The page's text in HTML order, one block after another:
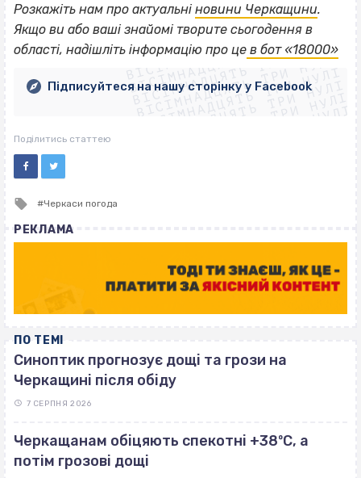
Розкажіть нам про актуальні новини Черкащини.
Якщо ви або ваші знайомі творите сьогодення в
області, надішліть інформацію про це в бот «18000»
ВІСІМНАДЦЯТЬ ТРИ НУЛІ
ВІСІМНАДЦЯТЬ ТРИ НУЛІ
ВІСІМНАДЦЯТЬ ТРИ НУЛІ
ВІСІМНАДЦЯТЬ ТРИ НУЛІ
ВІСІМНАДЦЯТЬ ТРИ НУЛІ
ВІСІМНАДЦЯТЬ ТРИ НУЛІ
ВІСІМНАДЦЯТЬ ТРИ НУЛІ
ВІСІМНАДЦЯТЬ ТРИ НУЛІ
Підписуйтеся на нашу сторінку у Facebook
Поділитись статтею
Tagged
Черкаси погода
РЕКЛАМА
ПО ТЕМІ
Синоптик прогнозує дощі та грози на
Черкащині після обіду
7 СЕРПНЯ 2026
Черкащанам обіцяють спекотні +38ºС, а
потім грозові дощі